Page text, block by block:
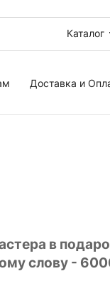
Каталог
Доставка и
в
слову -